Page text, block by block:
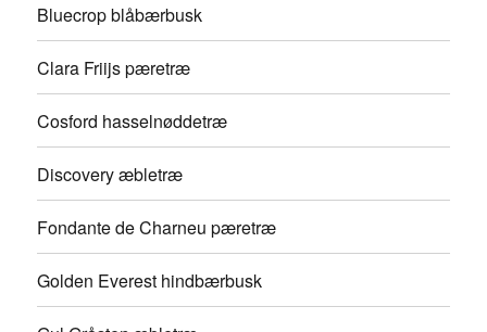
Bluecrop blåbærbusk
Clara Friijs pæretræ
Cosford hasselnøddetræ
Discovery æbletræ
Fondante de Charneu pæretræ
Golden Everest hindbærbusk